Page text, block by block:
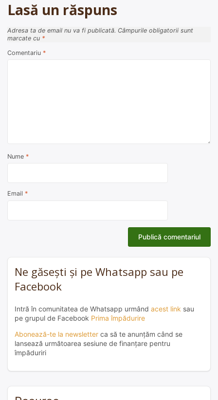
Lasă un răspuns
Adresa ta de email nu va fi publicată. Câmpurile obligatorii sunt
marcate cu *
Comentariu *
Nume *
Email *
Ne găsești și pe Whatsapp sau pe
Facebook
Intră în comunitatea de Whatsapp urmând acest link sau
pe grupul de Facebook Prima împădurire
Abonează-te la newsletter ca să te anunțăm când se
lansează următoarea sesiune de finanțare pentru
împăduriri